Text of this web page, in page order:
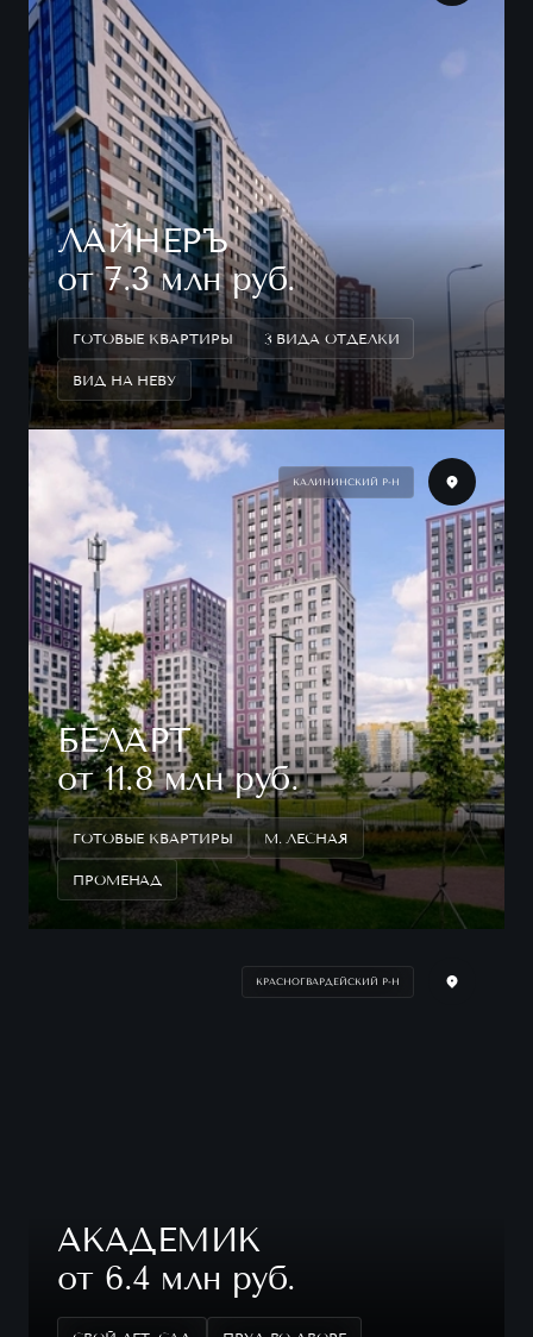
ЛАЙНЕРЪ
от 7.3 млн руб.
ГОТОВЫЕ КВАРТИРЫ 3 ВИДА ОТДЕЛКИ
ВИД НА НЕВУ
КАЛИНИНСКИЙ Р-Н
БЕЛАРТ
от 11.8 млн руб.
ГОТОВЫЕ КВАРТИРЫ М. ЛЕСНАЯ
ПРОМЕНАД
КРАСНОГВАРДЕЙСКИЙ Р-Н
АКАДЕМИК
от 6.4 млн руб.